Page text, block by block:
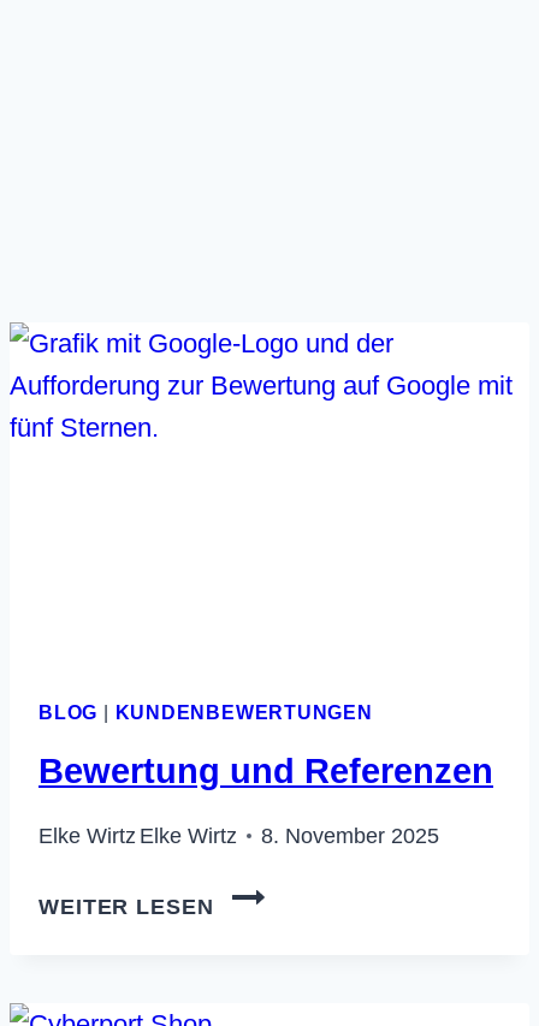
BLOG KUNDENBEWERTUNGEN
Bewertung und Referenzen
Elke Wirtz Elke Wirtz 8. November 2025
WEITER LESEN
BEWERTUNG